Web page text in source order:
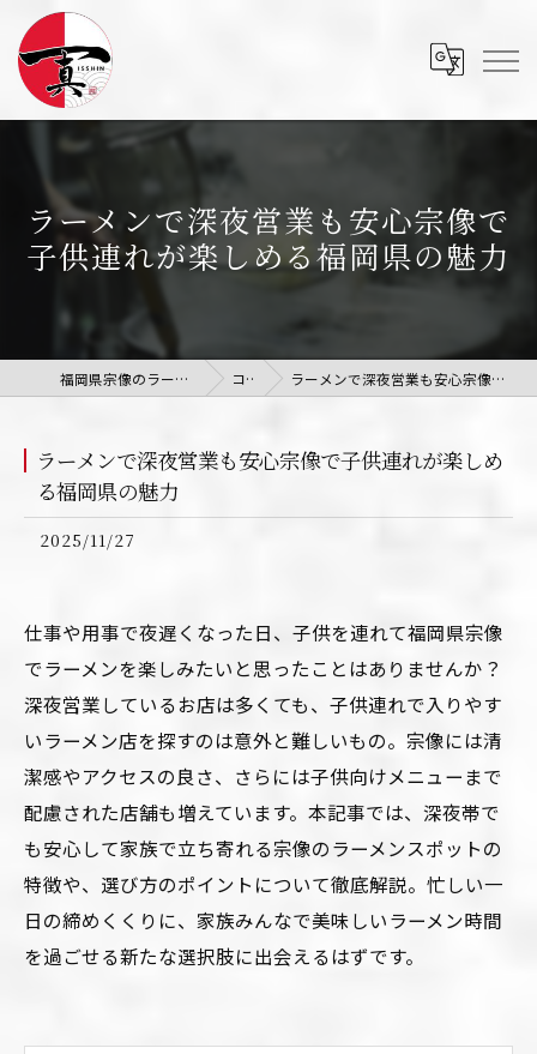
ラーメンで深夜営業も安心宗像で
子供連れが楽しめる福岡県の魅力
福岡県宗像のラーメンならラーメン 一真 コラム ラーメンで深夜営業も安心宗像で子供連れが楽しめる福岡県の魅力
ラーメンで深夜営業も安心宗像で子供連れが楽しめ
る福岡県の魅力
2025/11/27
仕事や用事で夜遅くなった日、子供を連れて福岡県宗像
でラーメンを楽しみたいと思ったことはありませんか？
深夜営業しているお店は多くても、子供連れで入りやす
いラーメン店を探すのは意外と難しいもの。宗像には清
潔感やアクセスの良さ、さらには子供向けメニューまで
配慮された店舗も増えています。本記事では、深夜帯で
も安心して家族で立ち寄れる宗像のラーメンスポットの
特徴や、選び方のポイントについて徹底解説。忙しい一
日の締めくくりに、家族みんなで美味しいラーメン時間
を過ごせる新たな選択肢に出会えるはずです。